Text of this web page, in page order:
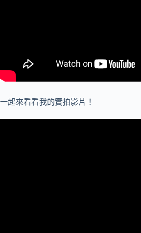
一起來看看我的實拍影片！